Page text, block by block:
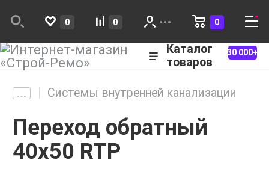
0 0 0
Каталог
товаров
30 000+
Системы внутренней канализации
Переход обратный
40х50 RTP